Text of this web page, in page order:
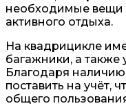
необходимые вещи
активного отдыха.
На квадрицикле
багажники, а также
Благодаря
поставить на учёт,
общего